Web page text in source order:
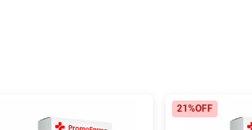
21%OFF